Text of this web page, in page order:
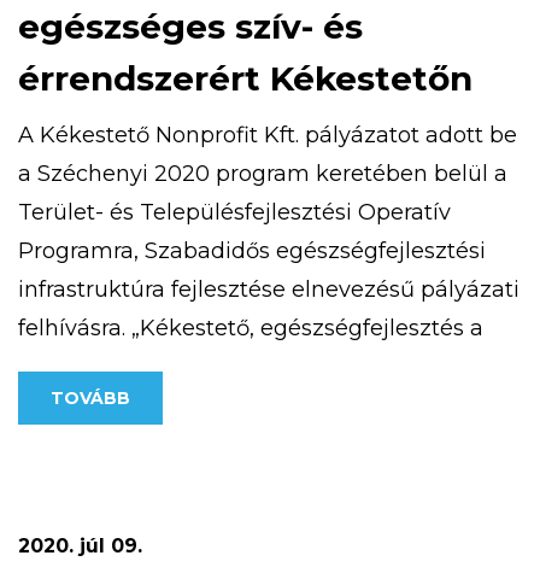
egészséges szív- és
érrendszerért Kékestetőn
A Kékestető Nonprofit Kft. pályázatot adott be
a Széchenyi 2020 program keretében belül a
Terület- és Településfejlesztési Operatív
Programra, Szabadidős egészségfejlesztési
infrastruktúra fejlesztése elnevezésű pályázati
felhívásra. „Kékestető, egészségfejlesztés a
csúcson” című projekttel 25 millió forint vissza
nem térítendő európai uniós támogatást
TOVÁBB
2020. júl 09.